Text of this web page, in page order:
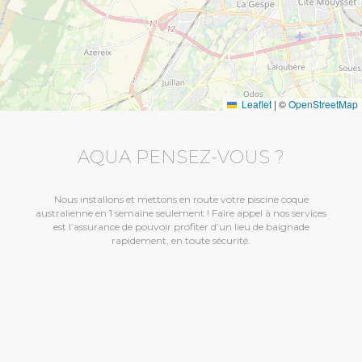
Leaflet | ©OpenStreetMap
AQUA PENSEZ-VOUS ?
Nous installons et mettons en route votre piscine coque
australienne en 1 semaine seulement ! Faire appel à nos services
est l’assurance de pouvoir profiter d’un lieu de baignade
rapidement, en toute sécurité.